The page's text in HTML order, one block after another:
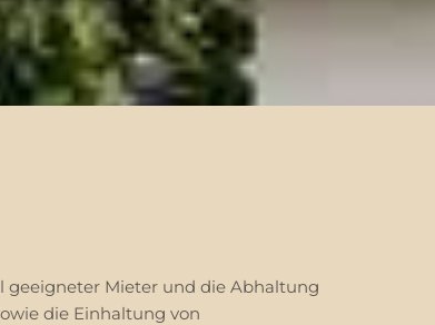
geeigneter Mieter und die Abhaltung
die Einhaltung von